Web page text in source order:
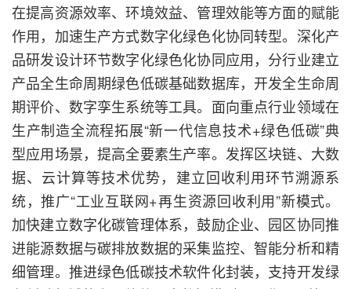
在提高资源效率、环境效益、管理效能等方面的赋能
作用，加速生产方式数字化绿色化协同转型。深化产
品研发设计环节数字化绿色化协同应用，分行业建立
产品全生命周期绿色低碳基础数据库，开发全生命周
期评价、数字孪生系统等工具。面向重点行业领域在
生产制造全流程拓展“新一代信息技术+绿色低碳”典
型应用场景，提高全要素生产率。发挥区块链、大数
据、云计算等技术优势，建立回收利用环节溯源系
统，推广“工业互联网+再生资源回收利用”新模式。
加快建立数字化碳管理体系，鼓励企业、园区协同推
进能源数据与碳排放数据的采集监控、智能分析和精
细管理。推进绿色低碳技术软件化封装，支持开发绿